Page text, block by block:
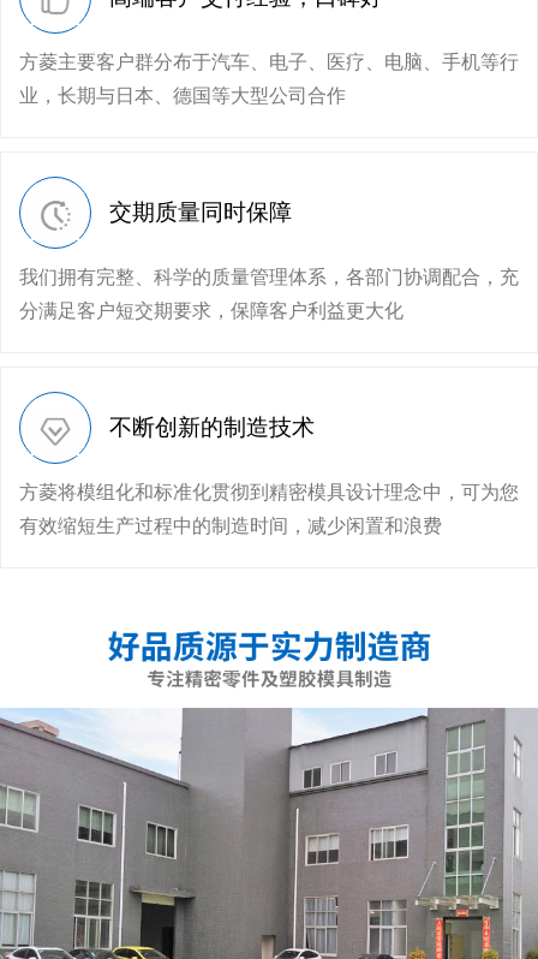
方菱主要客户群分布于汽车、电子、医疗、电脑、手机等行
业，长期与日本、德国等大型公司合作
交期质量同时保障
我们拥有完整、科学的质量管理体系，各部门协调配合，充
分满足客户短交期要求，保障客户利益更大化
不断创新的制造技术
方菱将模组化和标准化贯彻到精密模具设计理念中，可为您
有效缩短生产过程中的制造时间，减少闲置和浪费